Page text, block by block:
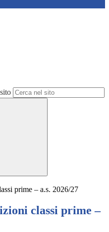
prime – a.s. 2026/27
classi prime –